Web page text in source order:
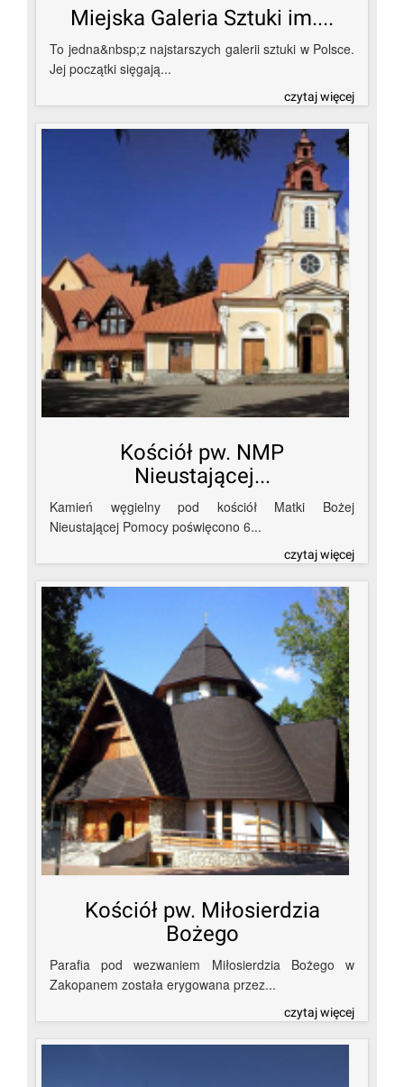
Miejska Galeria Sztuki im....
To jedna&nbsp;z najstarszych galerii sztuki w Polsce.
Jej początki sięgają...
czytaj więcej
Kościół pw. NMP
Nieustającej...
Kamień węgielny pod kościół Matki Bożej
Nieustającej Pomocy poświęcono 6...
czytaj więcej
Kościół pw. Miłosierdzia
Bożego
Parafia pod wezwaniem Miłosierdzia Bożego w
Zakopanem została erygowana przez...
czytaj więcej